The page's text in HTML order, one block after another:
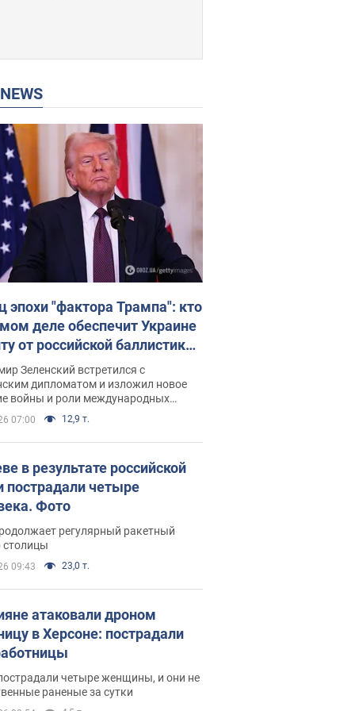
NEWS
эпохи "фактора Трампа": кто
деле обеспечит Украине
от российской баллистики.
с Безсмертным
Зеленский встретился с
дипломатом и изложил новое
войны и роли международных
в борьбе с Россией
07:00 12,9 т.
в результате российской
пострадали четыре
Фото
регулярный ракетный
столицы
09:43 23,0 т.
атаковали дроном
в Херсоне: пострадали
четыре женщины, и они не
раненые за сутки